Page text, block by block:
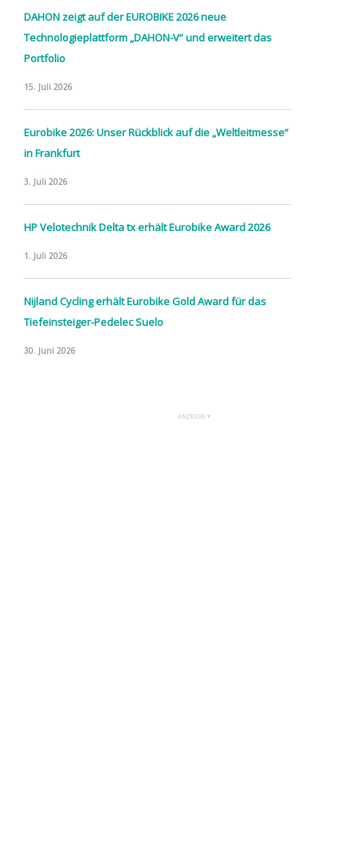
DAHON zeigt auf der EUROBIKE 2026 neue
Technologieplattform „DAHON-V“ und erweitert das
Portfolio
15. Juli 2026
Eurobike 2026: Unser Rückblick auf die „Weltleitmesse“
in Frankfurt
3. Juli 2026
HP Velotechnik Delta tx erhält Eurobike Award 2026
1. Juli 2026
Nijland Cycling erhält Eurobike Gold Award für das
Tiefeinsteiger-Pedelec Suelo
30. Juni 2026